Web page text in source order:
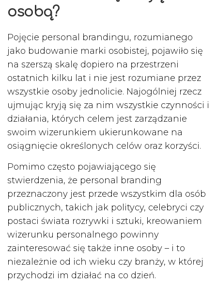
osobą?
Pojęcie personal brandingu, rozumianego
jako budowanie marki osobistej, pojawiło się
na szerszą skalę dopiero na przestrzeni
ostatnich kilku lat i nie jest rozumiane przez
wszystkie osoby jednolicie. Najogólniej rzecz
ujmując kryją się za nim wszystkie czynności i
działania, których celem jest zarządzanie
swoim wizerunkiem ukierunkowane na
osiągnięcie określonych celów oraz korzyści.
Pomimo często pojawiającego się
stwierdzenia, że personal branding
przeznaczony jest przede wszystkim dla osób
publicznych, takich jak politycy, celebryci czy
postaci świata rozrywki i sztuki, kreowaniem
wizerunku personalnego powinny
zainteresować się także inne osoby – i to
niezależnie od ich wieku czy branży, w której
przychodzi im działać na co dzień.